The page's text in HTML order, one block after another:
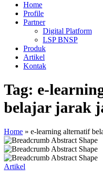
Home
Profile
Partner
Digital Platform
LSP BNSP
Produk
Artikel
Kontak
Tag: e-
belajar jarak
Home » e-learning alternatif
Artikel